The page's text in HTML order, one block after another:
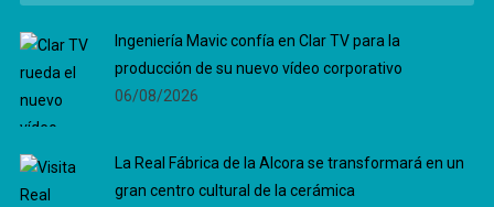
Ingeniería Mavic confía en Clar TV para la
producción de su nuevo vídeo corporativo
06/08/2026
La Real Fábrica de la Alcora se transformará en un
gran centro cultural de la cerámica